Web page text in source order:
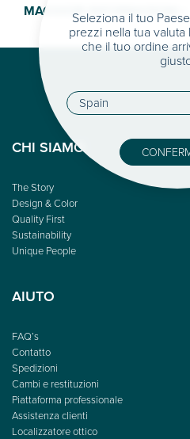
MAGGIORI INFORMAZIONI >
CHI SIAMO
The Story
Design & Color
Quality First
Sustainability
Unique People
AIUTO
FAQ’s
Contatto
Spedizioni
Cambi e restituzioni
Piattaforma professionale
Assistenza clienti
Localizzatore ottico
Seleziona il tuo
prezzi nella tua valuta
che il tuo ordine